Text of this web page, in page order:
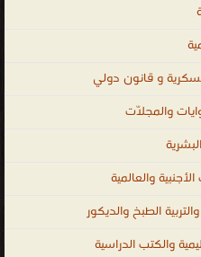
، اللغة البرتغالية ، اللغة الصربية
، اللغة السواحيلية ، اللغة السويدية
، اللغة الفيتنامية ، اللغة
، لغة الزولو ، اللغة الكورسية ،
، اللغة الصينية ، اللغة
، مكتبة اللغات بالفجالة ، كتاب تعلم
تعليم اللغة الالمانية للمبتدئين
كتاب تعلم اللغة التركية بدون
معلم PDF ، تعلم اللغة الايطالية بالعربية PDF ، كتاب تعلم اللغة التركية